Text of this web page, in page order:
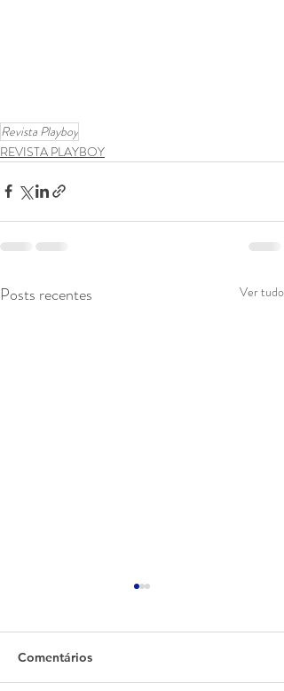
Revista Playboy
REVISTA PLAYBOY
Posts recentes Ver tudo
Modelo Musa
Comentários